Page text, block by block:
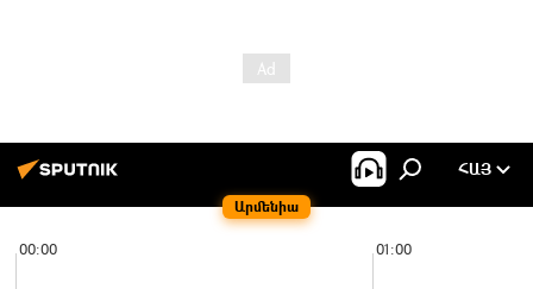
Արմենիա
ՀԱՅ
00:00 01:00